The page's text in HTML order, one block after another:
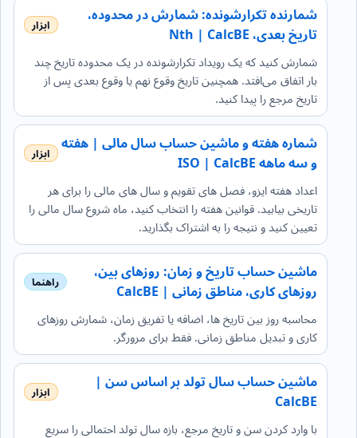
شمارنده تکرارشونده: شمارش در محدوده،
تاریخ بعدی، Nth | CalcBE
شمارش کنید که یک رویداد تکرارشونده در یک محدوده تاریخ چند
بار اتفاق می‌افتد. همچنین تاریخ وقوع نهم یا وقوع بعدی پس از
تاریخ مرجع را پیدا کنید.
شماره هفته و ماشین حساب سال مالی | هفته
و سه ماهه ISO | CalcBE
اعداد هفته ایزو، فصل های تقویم و سال های مالی را برای هر
تاریخی بیابید. قوانین هفته را انتخاب کنید، ماه شروع سال مالی را
تعیین کنید و نتیجه را به اشتراک بگذارید.
ماشین حساب تاریخ و زمان: روزهای بین،
روزهای کاری، مناطق زمانی | CalcBE
محاسبه روز بین تاریخ ها، اضافه یا تفریق زمان، شمارش روزهای
کاری و تبدیل مناطق زمانی. فقط برای مرورگر.
ماشین حساب سال تولد بر اساس سن |
CalcBE
با وارد کردن سن و تاریخ مرجع، بازه سال تولد احتمالی را سریع